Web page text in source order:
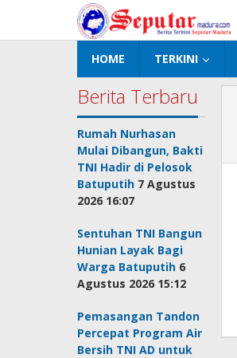
konten
HOME TERKINI
Berita Terbaru
Rumah Nurhasan
Mulai Dibangun, Bakti
TNI Hadir di Pelosok
Batuputih 7 Agustus
2026 16:07
Sentuhan TNI Bangun
Hunian Layak Bagi
Warga Batuputih 6
Agustus 2026 15:12
Pemasangan Tandon
Percepat Program Air
Bersih TNI AD untuk